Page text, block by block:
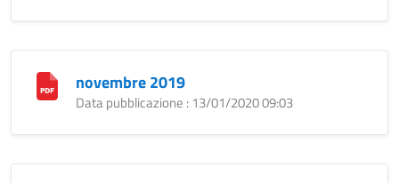
novembre 2019
Data pubblicazione : 13/01/2020 09:03